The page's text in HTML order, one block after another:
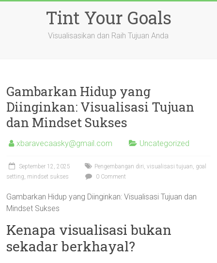
Tint Your Goals
Visualisasikan dan Raih Tujuan Anda
Gambarkan Hidup yang
Diinginkan: Visualisasi Tujuan
dan Mindset Sukses
xbaravecaasky@gmail.com Uncategorized
September 12, 2025
Pengembangan diri, visualisasi tujuan, goal
setting, mindset sukses
0 Comment
Gambarkan Hidup yang Diinginkan: Visualisasi Tujuan dan
Mindset Sukses
Kenapa visualisasi bukan
sekadar berkhayal?